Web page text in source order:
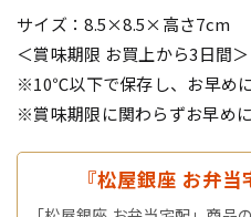
サイズ：8.5×8.5×高さ7cm
＜賞味期限 お買上から3日間＞
※10℃以下で保存し、お早め
※賞味期限に関わらずお早め
『松屋銀座 お弁当